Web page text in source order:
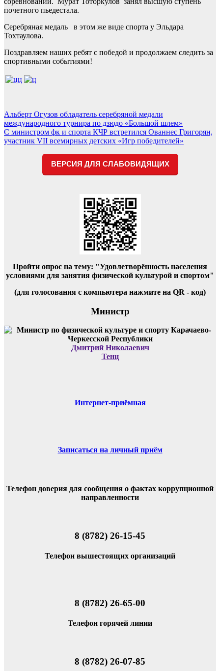
почетного пьедестала.
Серебряная медаль в этом же виде спорта у Эльдара
Тохтаулова.
Поздравляем наших ребят с победой и продолжаем следить за
спортивными событиями!
Навигация
по
записям
Альберт Огузов обладатель серебряной медали
международного турнира по дзюдо «Большой шлем»
С министром фк и спорта КЧР встретился Ованнес Григорян,
участник VII всемирных детских «Игр победителей»
ВЕРСИЯ ДЛЯ СЛАБОВИДЯЩИХ
Пройти опрос на тему: "Удовлетворённость населения
условиями для занятия физической культурой и спортом"
(для голосования с компьютера нажмите на QR - код)
Министр
Дмитрий Николаевич
Тенц
Интернет-приёмная
Записаться на личный приём
Телефон доверия для сообщения о фактах коррупционной
направленности
8 (8782) 26-15-45
Телефон вышестоящих организаций
8 (8782) 26-65-00
Телефон горячей линии
8 (8782) 26-07-85